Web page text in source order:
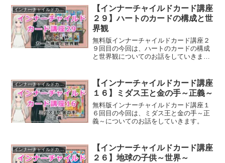
インナーチャイルドカード講座
【インナーチャイルドカード講座
２９】ハートのカードの構成と世
界観
無料版インナーチャイルドカード講座２
９回目の今回は、ハートのカードの構成
と世界観についてのお話をしていきま
インナーチャイルドカード講座
【インナーチャイルドカード講座
１６】ミダス王と金の手～正義～
無料版インナーチャイルドカード講座１
６回目の今回は、ミダス王と金の手～正
義～についてのお話をしていきます。
インナーチャイルドカード講座
【インナーチャイルドカード講座
２６】地球の子供～世界～